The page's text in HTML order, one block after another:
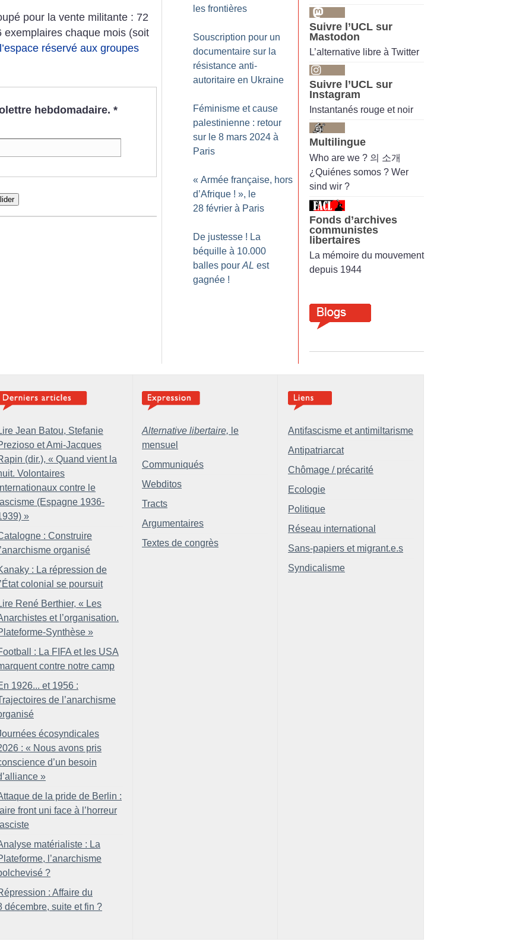
pour la vente militante : 72
exemplaires chaque mois (soit
réservé aux groupes
hebdomadaire. *
les frontières
Souscription pour un
documentaire sur la
résistance anti-
autoritaire en Ukraine
Féminisme et cause
palestinienne : retour
sur le 8 mars 2024 à
Paris
« Armée française, hors
d’Afrique ! », le
28 février à Paris
De justesse ! La
béquille à 10.000
balles pour AL est
gagnée !
Suivre l’UCL sur
Mastodon
L’alternative libre à Twitter
Suivre l’UCL sur
Instagram
Instantanés rouge et noir
Multilingue
Who are we ? 의 소개
¿Quiénes somos ? Wer
sind wir ?
Fonds d’archives
communistes
libertaires
La mémoire du mouvement
depuis 1944
Jean Batou, Stefanie
et Ami-Jacques
(dir.), « Quand vient la
Volontaires
contre le
(Espagne 1936-
»
: Construire
organisé
: La répression de
colonial se poursuit
René Berthier, « Les
et l’organisation.
Synthèse »
: La FIFA et les USA
contre notre camp
1926... et 1956 :
de l’anarchisme
écosyndicales
: « Nous avons pris
d’un besoin
»
de la pride de Berlin :
front uni face à l’horreur
matérialiste : La
l’anarchisme
?
: Affaire du
décembre, suite et fin ?
Alternative libertaire, le
mensuel
Communiqués
Webditos
Tracts
Argumentaires
Textes de congrès
Antifascisme et antimiltarisme
Antipatriarcat
Chômage / précarité
Ecologie
Politique
Réseau international
Sans-papiers et migrant.e.s
Syndicalisme